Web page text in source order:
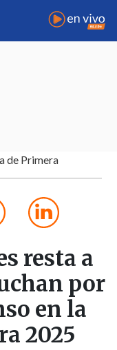
de Primera
resta a
por
en la
2025